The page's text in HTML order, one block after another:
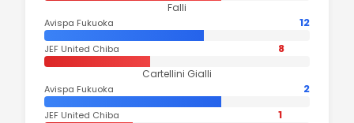
Falli
Avispa Fukuoka 12
JEF United Chiba 8
Cartellini Gialli
Avispa Fukuoka 2
JEF United Chiba 1